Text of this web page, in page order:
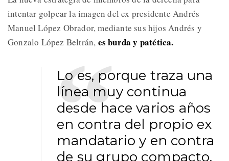
intentar golpear la imagen del ex presidente Andrés
Manuel López Obrador, mediante sus hijos Andrés y
Gonzalo López Beltrán, es burda y patética.
Lo es, porque traza una
línea muy continua
desde hace varios años
en contra del propio ex
mandatario y en contra
de su grupo compacto,